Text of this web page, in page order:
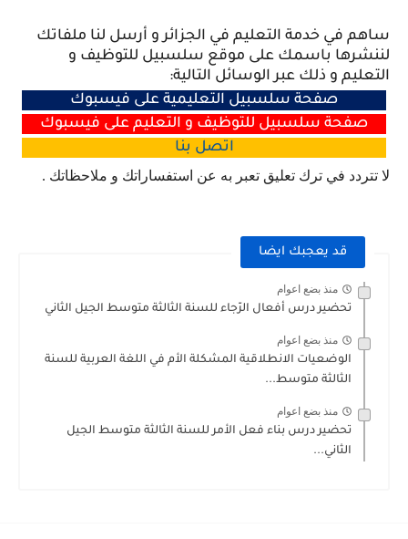
ساهم في خدمة التعليم في الجزائر و أرسل لنا ملفاتك
لننشرها باسمك على موقع سلسبيل للتوظيف و
التعليم و ذلك عبر الوسائل التالية:
صفحة سلسبيل التعليمية على فيسبوك
صفحة سلسبيل للتوظيف و التعليم على فيسبوك
اتصل بنا
لا تتردد في ترك تعليق تعبر به عن استفساراتك و ملاحظاتك .
قد يعجبك ايضا
منذ بضع اعوام
تحضير درس أفعال الرّجاء للسنة الثالثة متوسط الجيل الثاني
منذ بضع اعوام
الوضعيات الانطلاقية المشكلة الأم في اللغة العربية للسنة
الثالثة متوسط...
منذ بضع اعوام
تحضير درس بناء فعل الأمر للسنة الثالثة متوسط الجيل
الثاني...